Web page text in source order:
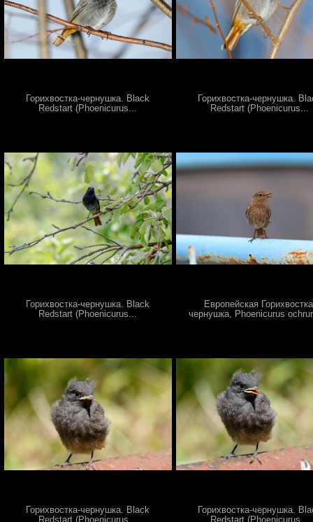
Горихвостка-чернушка. Black
Redstart (Phoenicurus...
Горихвостка-чернушка.
Redstart (Phoenicurus...
Горихвостка-чернушка. Black
Redstart (Phoenicurus...
Европейская
чернушка, Phoenicurus
Горихвостка-чернушка. Black
Redstart (Phoenicurus...
Горихвостка-чернушка.
Redstart (Phoenicurus...